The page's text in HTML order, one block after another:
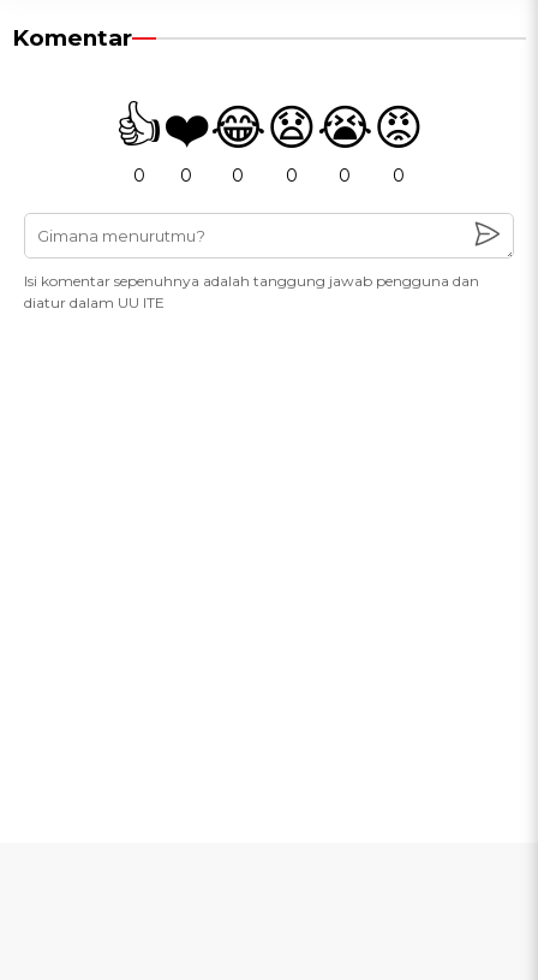
Komentar
👍
0
❤️
0
😂
0
😧
0
😭
0
😡
0
Isi komentar sepenuhnya adalah tanggung jawab pengguna dan
diatur dalam UU ITE